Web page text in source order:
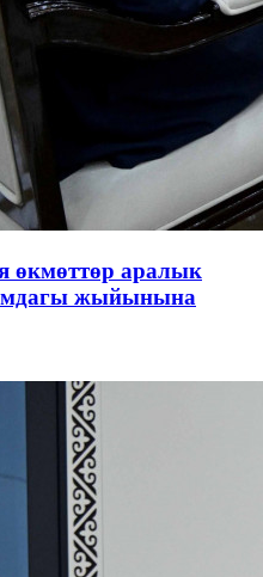
өкмөттөр аралык
жыйынына